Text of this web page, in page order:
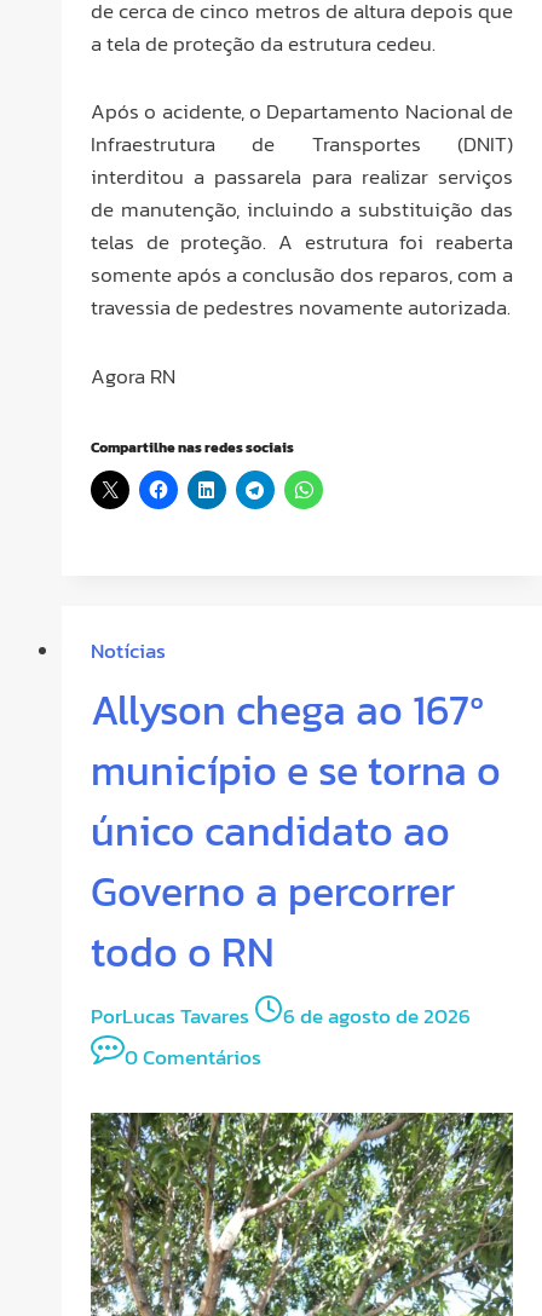
de cerca de cinco metros de altura depois que
a tela de proteção da estrutura cedeu.
Após o acidente, o Departamento Nacional de
Infraestrutura de Transportes (DNIT)
interditou a passarela para realizar serviços
de manutenção, incluindo a substituição das
telas de proteção. A estrutura foi reaberta
somente após a conclusão dos reparos, com a
travessia de pedestres novamente autorizada.
Agora RN
Compartilhe nas redes sociais
Notícias
Allyson chega ao 167º
município e se torna o
único candidato ao
Governo a percorrer
todo o RN
PorLucas Tavares
6 de agosto de 2026
0 Comentários